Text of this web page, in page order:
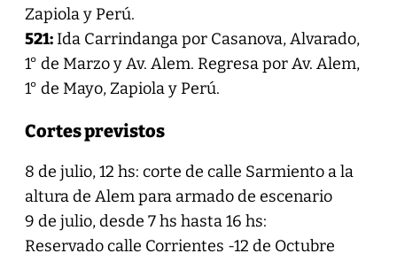
Zapiola y Perú.
521:Ida Carrindanga por Casanova, Alvarado,
1° de Marzo y Av. Alem. Regresa por Av. Alem,
1° de Mayo, Zapiola y Perú.
Cortes previstos
8 de julio, 12 hs: corte de calle Sarmiento a la
altura de Alem para armado de escenario
9 de julio, desde 7 hs hasta 16 hs:
Reservado calle Corrientes -12 de Octubre